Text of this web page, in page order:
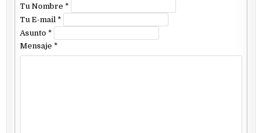
Tu Nombre *
Tu E-mail *
Asunto *
Mensaje *